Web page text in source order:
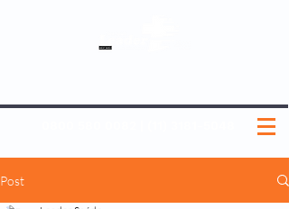
Post